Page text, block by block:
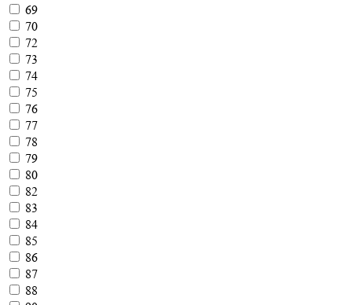
69
70
72
73
74
75
76
77
78
79
80
82
83
84
85
86
87
88